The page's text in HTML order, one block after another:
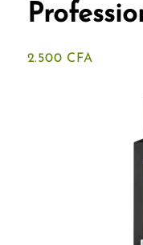
2.500 CFA